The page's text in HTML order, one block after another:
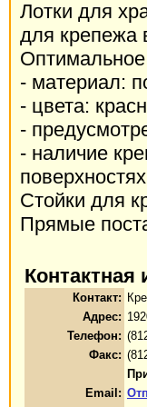
Лотки для
для крепежа
- материал:
- цвета:
-
- наличие
поверхностях
Стойки для
Прямые
Контакт:
Адрес:
Телефон:
Факс:
Email: